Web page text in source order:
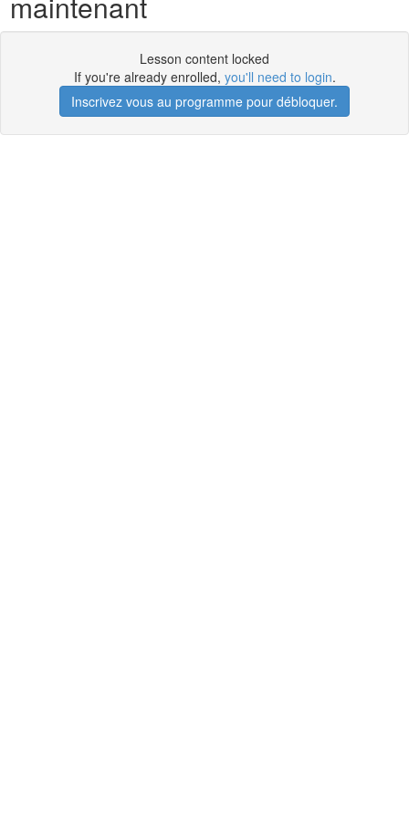
Lesson content locked
If you're already enrolled, you'll need to login.
Inscrivez vous au programme pour débloquer.